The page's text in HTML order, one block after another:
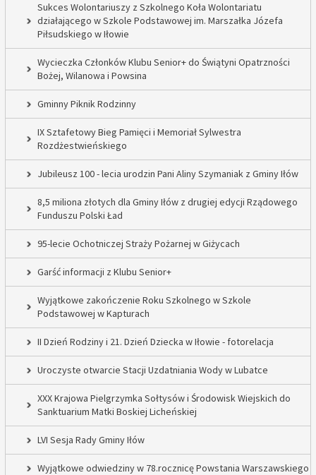
Sukces Wolontariuszy z Szkolnego Koła Wolontariatu
działającego w Szkole Podstawowej im. Marszałka Józefa
Piłsudskiego w Iłowie
Wycieczka Członków Klubu Senior+ do Świątyni Opatrzności
Bożej, Wilanowa i Powsina
Gminny Piknik Rodzinny
IX Sztafetowy Bieg Pamięci i Memoriał Sylwestra
Rozdżestwieńskiego
Jubileusz 100 - lecia urodzin Pani Aliny Szymaniak z Gminy Iłów
8,5 miliona złotych dla Gminy Iłów z drugiej edycji Rządowego
Funduszu Polski Ład
95-lecie Ochotniczej Straży Pożarnej w Giżycach
Garść informacji z Klubu Senior+
Wyjątkowe zakończenie Roku Szkolnego w Szkole
Podstawowej w Kapturach
II Dzień Rodziny i 21. Dzień Dziecka w Iłowie - fotorelacja
Uroczyste otwarcie Stacji Uzdatniania Wody w Lubatce
XXX Krajowa Pielgrzymka Sołtysów i Środowisk Wiejskich do
Sanktuarium Matki Boskiej Licheńskiej
LVI Sesja Rady Gminy Iłów
Wyjątkowe odwiedziny w 78.rocznicę Powstania Warszawskiego